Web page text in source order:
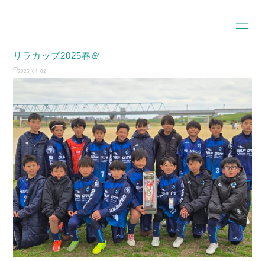
リラカップ2025春🌸
2025-04-02